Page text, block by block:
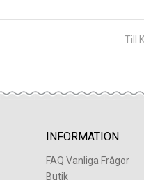
Till
INFORMATION
FAQ Vanliga Frågor
Butik